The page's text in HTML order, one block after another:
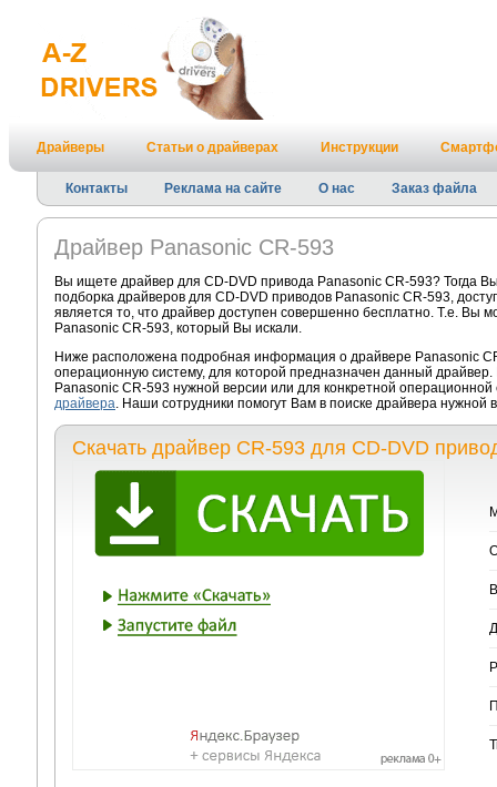
Драйверы Статьи о драйверах Инструкции
Контакты Реклама на сайте О нас Заказ файла
Драйвер Panasonic CR-593
Вы ищете драйвер для CD-DVD привода Panasonic CR-593? Тогда
подборка драйверов для CD-DVD приводов Panasonic CR-593,
является то, что драйвер доступен совершенно бесплатно. Т.е. Вы
Panasonic CR-593, который Вы искали.
Ниже расположена подробная информация о драйвере Panasonic
операционную систему, для которой предназначен данный
Panasonic CR-593 нужной версии или для конкретной
драйвера. Наши сотрудники помогут Вам в поиске драйвера
Скачать драйвер CR-593 для CD-DVD